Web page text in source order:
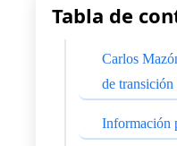
Tabla de
Carlos
de transición
Información